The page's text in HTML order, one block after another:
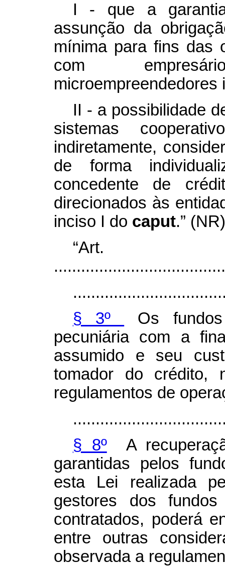
I - que a
assunção da
mínima para fins das
com
microempreendedores
II - a possibilidade
sistemas
indiretamente,
de forma
concedente de
direcionados às
inciso I do caput.” (NR)
§ 3º
Os fundos
pecuniária com a
assumido e seu
tomador do crédito,
regulamentos de
§ 8ºA
garantidas pelos
esta Lei realizada
gestores dos
contratados, poderá
entre outras
observada a